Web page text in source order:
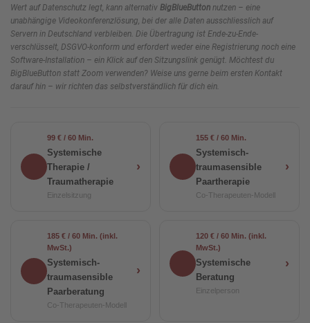
Wert auf Datenschutz legt, kann alternativ BigBlueButton nutzen – eine
unabhängige Videokonferenzlösung, bei der alle Daten ausschliesslich auf
Servern in Deutschland verbleiben. Die Übertragung ist Ende-zu-Ende-
verschlüsselt, DSGVO-konform und erfordert weder eine Registrierung noch eine
Software-Installation – ein Klick auf den Sitzungslink genügt. Möchtest du
BigBlueButton statt Zoom verwenden? Weise uns gerne beim ersten Kontakt
darauf hin – wir richten das selbstverständlich für dich ein.
99 € / 60 Min.
Systemische
Therapie /
Traumatherapie
Einzelsitzung
›
155 € / 60 Min.
Systemisch-
traumasensible
Paartherapie
Co-Therapeuten-Modell
›
185 € / 60 Min. (inkl.
MwSt.)
Systemisch-
traumasensible
Paarberatung
Co-Therapeuten-Modell
›
120 € / 60 Min. (inkl.
MwSt.)
Systemische
Beratung
Einzelperson
›